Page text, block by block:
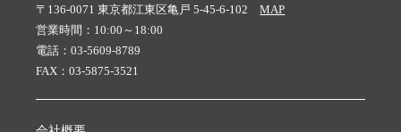
〒136-0071 東京都江東区亀戸 5-45-6-102MAP
営業時間：10:00～18:00
電話：03-5609-8789
FAX：03-5875-3521